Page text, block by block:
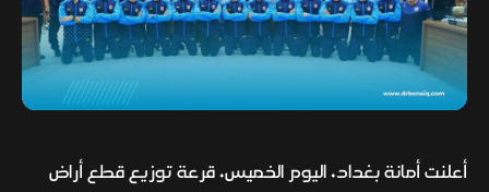
أعلنت أمانة بغداد، اليوم الخميس، قرعة توزيع قطع أراض